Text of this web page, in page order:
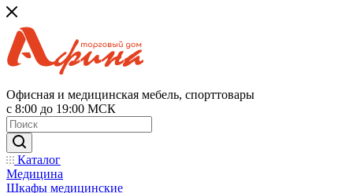
Офисная и медицинская мебель, спорттовары
с 8:00 до 19:00 МСК
Каталог
Медицина
Шкафы медицинские